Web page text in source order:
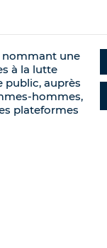
nommant une
à la lutte
public, auprès
hommes,
plateformes